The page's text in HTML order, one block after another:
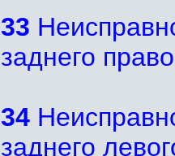
33
заднего
34
заднего